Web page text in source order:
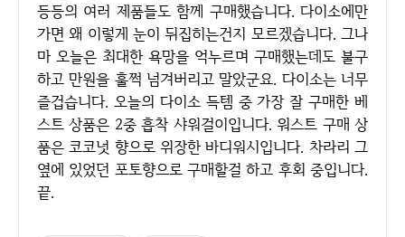
등등의 여러 제품들도 함께 구매했습니다. 다이소에만
가면 왜 이렇게 눈이 뒤집히는건지 모르겠습니다. 그나
마 오늘은 최대한 욕망을 억누르며 구매했는데도 불구
하고 만원을 훌쩍 넘겨버리고 말았군요. 다이소는 너무
즐겁습니다. 오늘의 다이소 득템 중 가장 잘 구매한 베
스트 상품은 2중 흡착 샤워걸이입니다. 워스트 구매 상
품은 코코넛 향으로 위장한 바디워시입니다. 차라리 그
옆에 있었던 포토향으로 구매할걸 하고 후회 중입니다.
끝.